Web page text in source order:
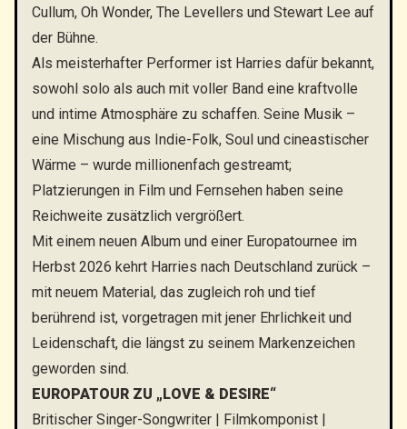
Cullum, Oh Wonder, The Levellers und Stewart Lee auf
der Bühne.
Als meisterhafter Performer ist Harries dafür bekannt,
sowohl solo als auch mit voller Band eine kraftvolle
und intime Atmosphäre zu schaffen. Seine Musik –
eine Mischung aus Indie-Folk, Soul und cineastischer
Wärme – wurde millionenfach gestreamt;
Platzierungen in Film und Fernsehen haben seine
Reichweite zusätzlich vergrößert.
Mit einem neuen Album und einer Europatournee im
Herbst 2026 kehrt Harries nach Deutschland zurück –
mit neuem Material, das zugleich roh und tief
berührend ist, vorgetragen mit jener Ehrlichkeit und
Leidenschaft, die längst zu seinem Markenzeichen
geworden sind.
EUROPATOUR ZU „LOVE & DESIRE“
Britischer Singer-Songwriter | Filmkomponist |